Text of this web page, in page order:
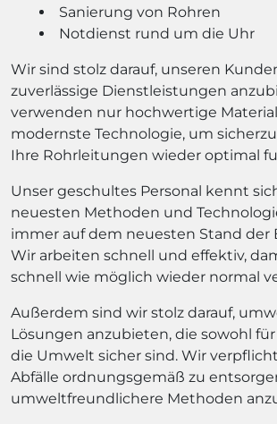
Sanierung von Rohren
Notdienst rund um die Uhr
Wir sind stolz darauf, unseren
zuverlässige Dienstleistungen
verwenden nur hochwertige
modernste Technologie, um
Ihre Rohrleitungen wieder optimal
Unser geschultes Personal kennt
neuesten Methoden und
immer auf dem neuesten Stand der
Wir arbeiten schnell und effektiv,
schnell wie möglich wieder normal
Außerdem sind wir stolz darauf,
Lösungen anzubieten, die sowohl für
die Umwelt sicher sind. Wir
Abfälle ordnungsgemäß zu
umweltfreundlichere Methoden